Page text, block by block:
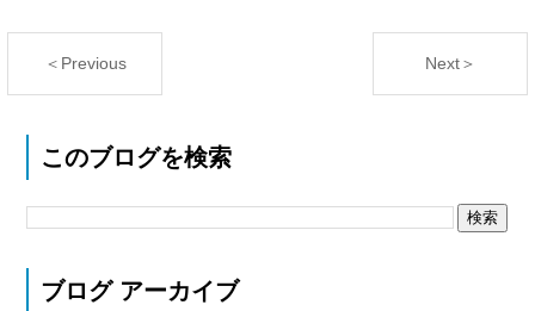
＜Previous Next＞
このブログを検索
ブログ アーカイブ